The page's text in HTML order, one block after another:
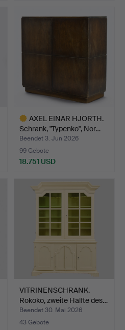
AXEL EINAR HJORTH.
Schrank, "Typenko", Nor…
Beendet 3. Jun 2026
99 Gebote
18.751 USD
Objekt
VITRINENSCHRANK.
Rokoko, zweite Hälfte des…
Beendet 30. Mai 2026
43 Gebote